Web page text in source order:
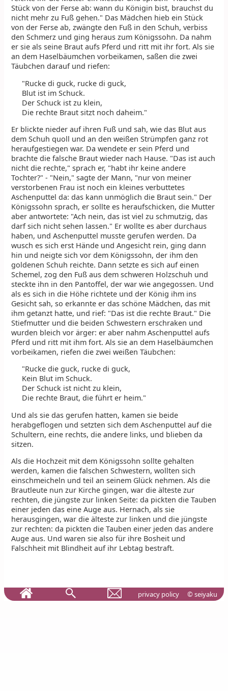
Stück von der Ferse ab: wann du Königin bist, brauchst du
nicht mehr zu Fuß gehen." Das Mädchen hieb ein Stück
von der Ferse ab, zwängte den Fuß in den Schuh, verbiss
den Schmerz und ging heraus zum Königssohn. Da nahm
er sie als seine Braut aufs Pferd und ritt mit ihr fort. Als sie
an dem Haselbäumchen vorbeikamen, saßen die zwei
Täubchen darauf und riefen:
"Rucke di guck, rucke di guck,
Blut ist im Schuck.
Der Schuck ist zu klein,
Die rechte Braut sitzt noch daheim."
Er blickte nieder auf ihren Fuß und sah, wie das Blut aus
dem Schuh quoll und an den weißen Strümpfen ganz rot
heraufgestiegen war. Da wendete er sein Pferd und
brachte die falsche Braut wieder nach Hause. "Das ist auch
nicht die rechte," sprach er, "habt ihr keine andere
Tochter?" - "Nein," sagte der Mann, "nur von meiner
verstorbenen Frau ist noch ein kleines verbuttetes
Aschenputtel da: das kann unmöglich die Braut sein." Der
Königssohn sprach, er sollte es heraufschicken, die Mutter
aber antwortete: "Ach nein, das ist viel zu schmutzig, das
darf sich nicht sehen lassen." Er wollte es aber durchaus
haben, und Aschenputtel musste gerufen werden. Da
wusch es sich erst Hände und Angesicht rein, ging dann
hin und neigte sich vor dem Königssohn, der ihm den
goldenen Schuh reichte. Dann setzte es sich auf einen
Schemel, zog den Fuß aus dem schweren Holzschuh und
steckte ihn in den Pantoffel, der war wie angegossen. Und
als es sich in die Höhe richtete und der König ihm ins
Gesicht sah, so erkannte er das schöne Mädchen, das mit
ihm getanzt hatte, und rief: "Das ist die rechte Braut." Die
Stiefmutter und die beiden Schwestern erschraken und
wurden bleich vor ärger: er aber nahm Aschenputtel aufs
Pferd und ritt mit ihm fort. Als sie an dem Haselbäumchen
vorbeikamen, riefen die zwei weißen Täubchen:
"Rucke die guck, rucke di guck,
Kein Blut im Schuck.
Der Schuck ist nicht zu klein,
Die rechte Braut, die führt er heim."
Und als sie das gerufen hatten, kamen sie beide
herabgeflogen und setzten sich dem Aschenputtel auf die
Schultern, eine rechts, die andere links, und blieben da
sitzen.
Als die Hochzeit mit dem Königssohn sollte gehalten
werden, kamen die falschen Schwestern, wollten sich
einschmeicheln und teil an seinem Glück nehmen. Als die
Brautleute nun zur Kirche gingen, war die älteste zur
rechten, die jüngste zur linken Seite: da pickten die Tauben
einer jeden das eine Auge aus. Hernach, als sie
herausgingen, war die älteste zur linken und die jüngste
zur rechten: da pickten die Tauben einer jeden das andere
Auge aus. Und waren sie also für ihre Bosheit und
Falschheit mit Blindheit auf ihr Lebtag bestraft.
privacy policy © seiyaku